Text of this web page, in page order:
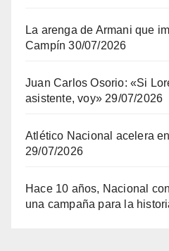
La arenga de Armani que
Campín 30/07/2026
Juan Carlos Osorio: «Si
asistente, voy» 29/07/2026
Atlético Nacional acelera
29/07/2026
Hace 10 años, Nacional
una campaña para la